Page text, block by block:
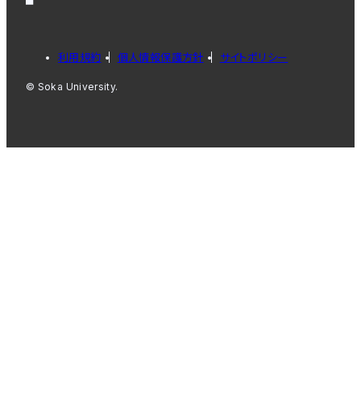
利用規約 個人情報保護方針 サイトポリシー
© Soka University.